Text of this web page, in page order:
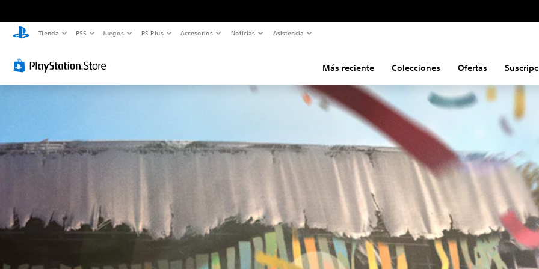
Tienda PS5 Juegos PS Plus Accesorios Noticias Asistencia
Más reciente Colecciones Ofertas